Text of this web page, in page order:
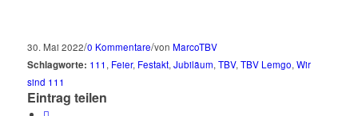
30. Mai 2022/0 Kommentare/von MarcoTBV
Schlagworte: 111 , Feier, Festakt, Jubiläum, TBV, TBV Lemgo, Wir
sind 111
Eintrag teilen